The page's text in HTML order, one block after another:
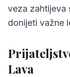
veza zahtijeva
donijeti važne
Lava